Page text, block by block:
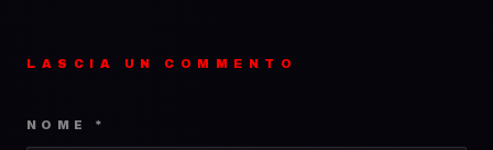
LASCIA UN COMMENTO
NOME *